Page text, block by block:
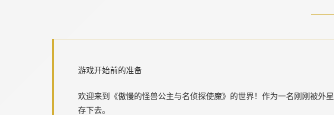
游戏开始前的准备
欢迎来到《傲慢的怪兽公主与名侦探使魔》的世界！作为一名刚刚被外
存下去。